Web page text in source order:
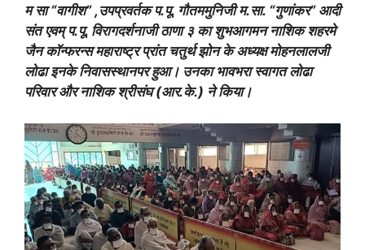
म सा “वागीश” ,उपप्रवर्तक प.पू. गौतममुनिजी म.सा. “गुणांकर” आदी
संत एवम् प.पू. विरागदर्शनाजी ठाणा ३ का शुभआगमन नाशिक शहरमे
जैन कॉन्फरन्स महाराष्ट्र प्रांत चतुर्थ झोन के अध्यक्ष मोहनलालजी
लोढा इनके निवासस्थानपर हुआ। उनका भावभरा स्वागत लोढा
परिवार और नाशिक श्रीसंघ (आर.के.) ने किया।